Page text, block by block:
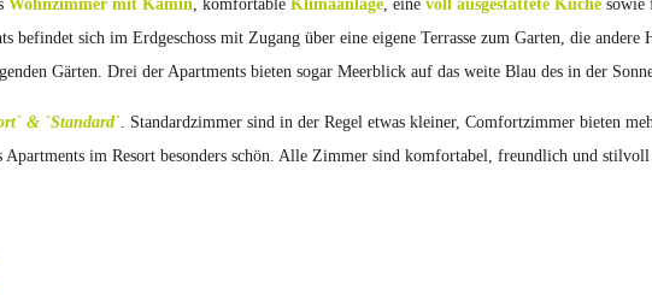
Wohnzimmer mit Kamin , komfortableKlimaanlage , einevoll ausgestattete Küche sowie
befindet sich im Erdgeschoss mit Zugang über eine eigene Terrasse zum Garten, die andere
Gärten. Drei der Apartments bieten sogar Meerblick auf das weite Blau des in der
& `Standard` . Standardzimmer sind in der Regel etwas kleiner, Comfortzimmer bieten
im Resort besonders schön. Alle Zimmer sind komfortabel, freundlich und stilvoll